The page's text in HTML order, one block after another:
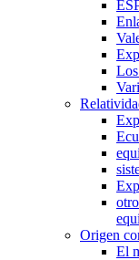
Origen
El